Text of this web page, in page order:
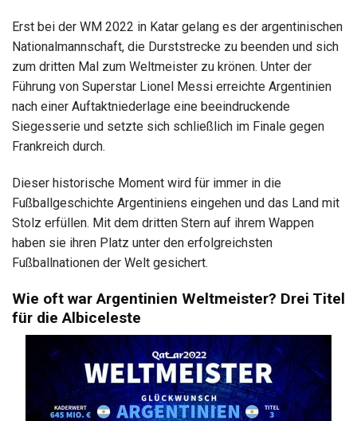
Erst bei der WM 2022 in Katar gelang es der argentinischen
Nationalmannschaft, die Durststrecke zu beenden und sich
zum dritten Mal zum Weltmeister zu krönen. Unter der
Führung von Superstar Lionel Messi erreichte Argentinien
nach einer Auftaktniederlage eine beeindruckende
Siegesserie und setzte sich schließlich im Finale gegen
Frankreich durch.
Dieser historische Moment wird für immer in die
Fußballgeschichte Argentiniens eingehen und das Land mit
Stolz erfüllen. Mit dem dritten Stern auf ihrem Wappen
haben sie ihren Platz unter den erfolgreichsten
Fußballnationen der Welt gesichert.
Wie oft war Argentinien Weltmeister? Drei Titel
für die Albiceleste